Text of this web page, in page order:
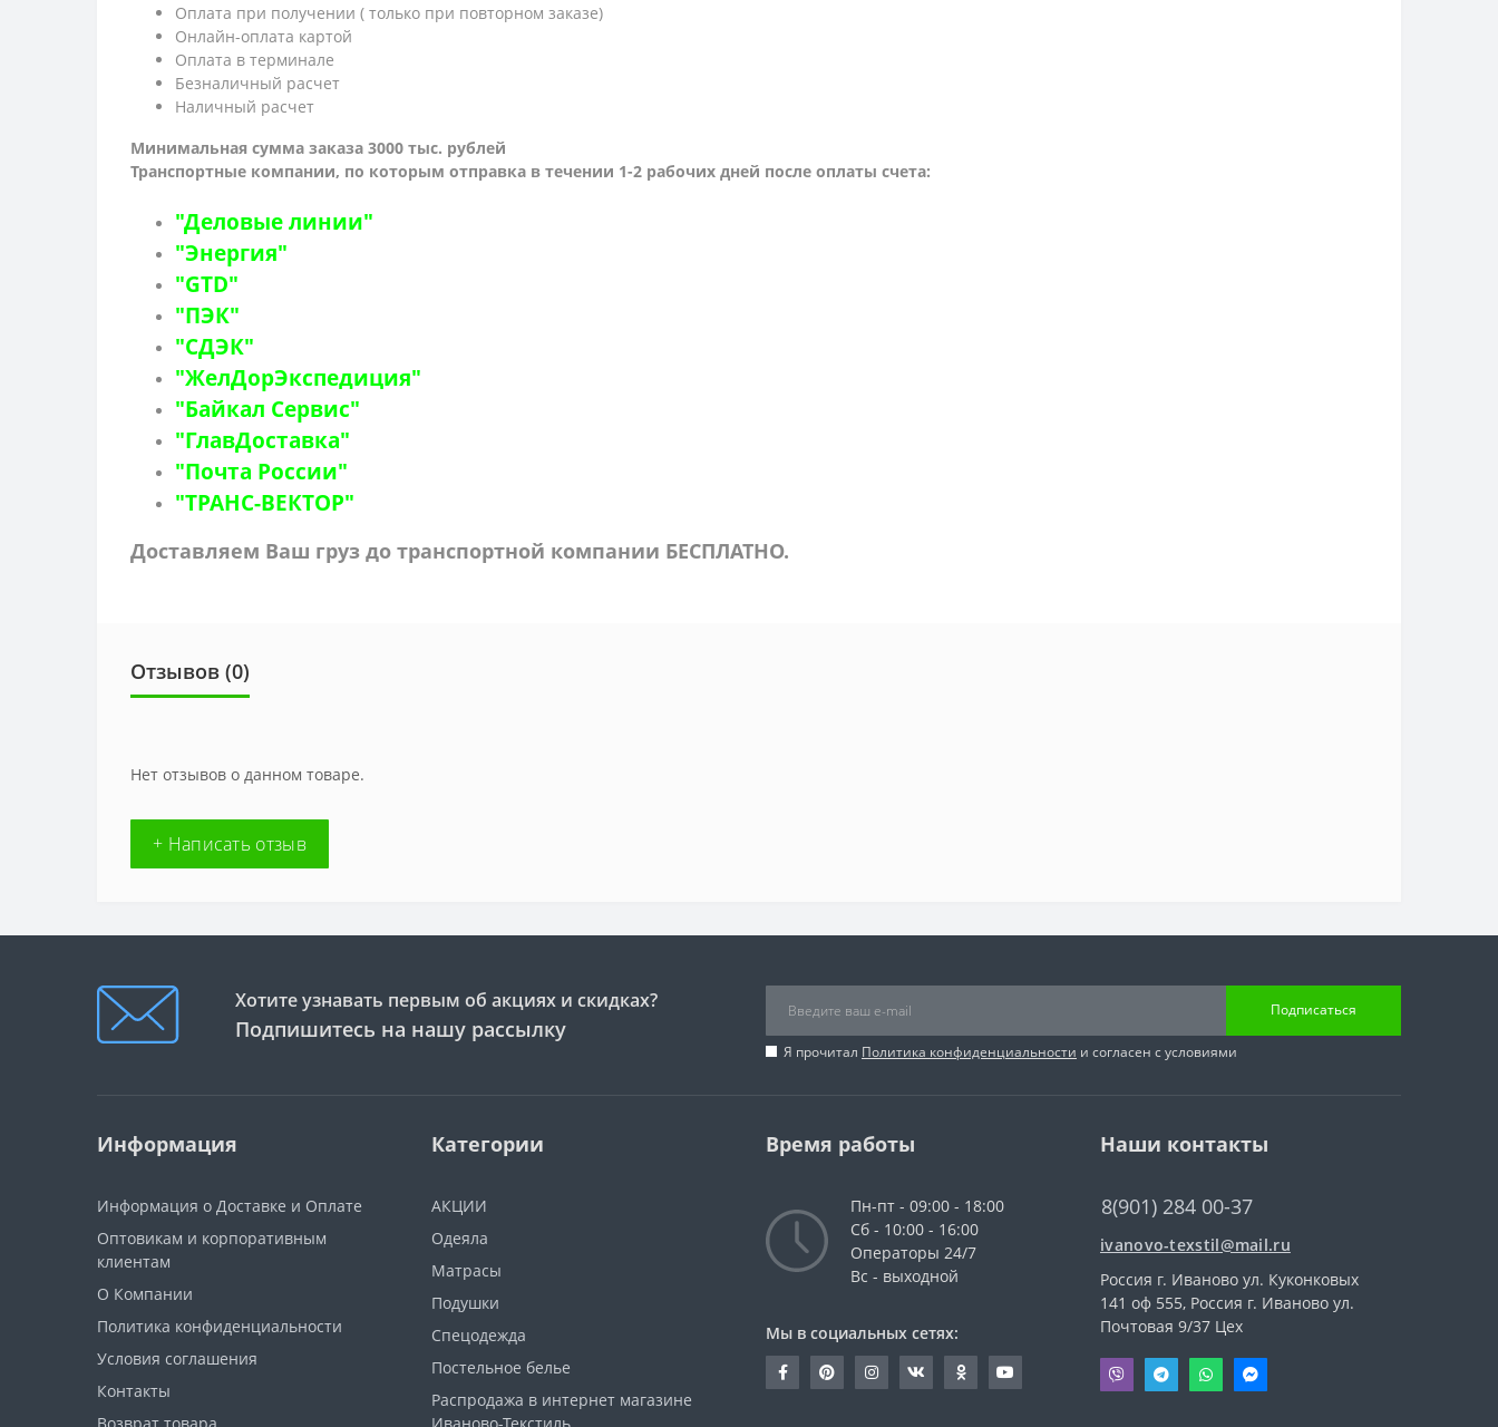
Оплата при получении ( только при повторном заказе)
Онлайн-оплата картой
Оплата в терминале
Безналичный расчет
Наличный расчет
Минимальная сумма заказа 3000 тыс. рублей
Транспортные компании, по которым отправка в течении 1-2 рабочих дней после оплаты счета:
"Деловые линии"
"Энергия"
"GTD"
"ПЭК"
"СДЭК"
"ЖелДорЭкспедиция"
"Байкал Сервис"
"ГлавДоставка"
"Почта России"
"ТРАНС-ВЕКТОР"
Доставляем Ваш груз до транспортной компании БЕСПЛАТНО.
Отзывов (0)
Нет отзывов о данном товаре.
+ Написать отзыв
Хотите узнавать первым об акциях и скидках?
Подпишитесь на нашу рассылку
Подписаться
Я прочитал Политика конфиденциальности и согласен с условиями
Информация
Информация о Доставке и Оплате
Оптовикам и корпоративным
клиентам
О Компании
Политика конфиденциальности
Условия соглашения
Контакты
Категории
АКЦИИ
Одеяла
Матрасы
Подушки
Спецодежда
Постельное белье
Распродажа в интернет магазине
Время работы
Пн-пт - 09:00 - 18:00
Сб - 10:00 - 16:00
Операторы 24/7
Вс - выходной
Мы в социальных сетях:
Наши контакты
8(901) 284 00-37
ivanovo-texstil@mail.ru
Россия г. Иваново ул. Куконковых
141 оф 555, Россия г. Иваново ул.
Почтовая 9/37 Цех